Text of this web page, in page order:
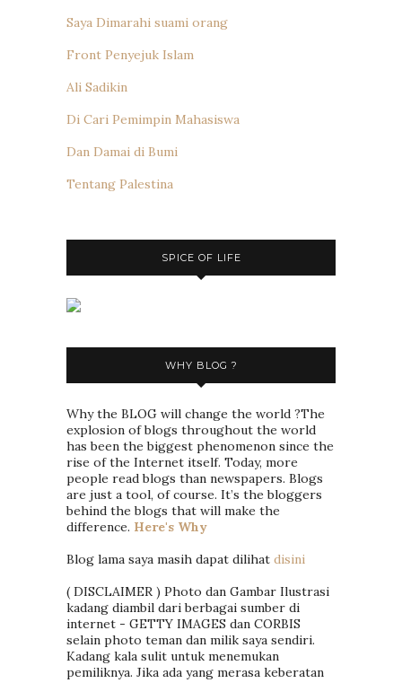
Saya Dimarahi suami orang
Front Penyejuk Islam
Ali Sadikin
Di Cari Pemimpin Mahasiswa
Dan Damai di Bumi
Tentang Palestina
SPICE OF LIFE
WHY BLOG ?
Why the BLOG will change the world ?The
explosion of blogs throughout the world
has been the biggest phenomenon since the
rise of the Internet itself. Today, more
people read blogs than newspapers. Blogs
are just a tool, of course. It’s the bloggers
behind the blogs that will make the
difference. Here's Why
Blog lama saya masih dapat dilihat disini
( DISCLAIMER ) Photo dan Gambar Ilustrasi
kadang diambil dari berbagai sumber di
internet - GETTY IMAGES dan CORBIS
selain photo teman dan milik saya sendiri.
Kadang kala sulit untuk menemukan
pemiliknya. Jika ada yang merasa keberatan